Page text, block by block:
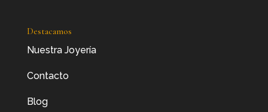
Destacamos
Nuestra Joyería
Contacto
Blog